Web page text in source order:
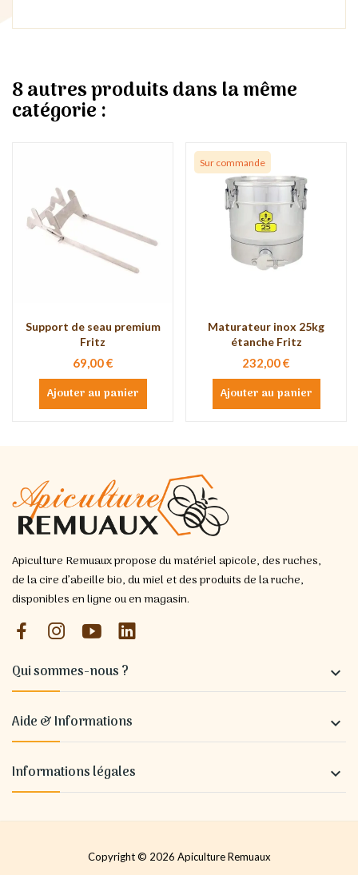
8 autres produits dans la même
catégorie :
Support de seau premium
Fritz
69,00 €
Ajouter au panier
Sur commande
Maturateur inox 25kg
étanche Fritz
232,00 €
Ajouter au panier
Apiculture Remuaux propose du matériel apicole, des ruches,
de la cire d’abeille bio, du miel et des produits de la ruche,
disponibles en ligne ou en magasin.
Qui sommes-nous ? 
Aide & Informations 
Informations légales 
Copyright © 2026 Apiculture Remuaux